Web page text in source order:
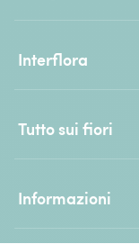
Interflora
Tutto sui fiori
Informazioni